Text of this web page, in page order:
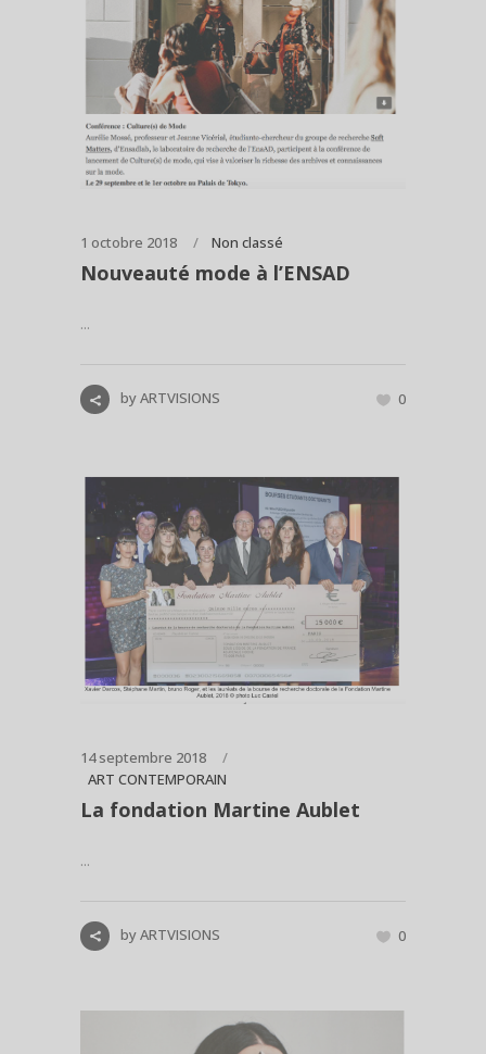
1 octobre 2018 Non classé
Nouveauté mode à l’ENSAD
...
byARTVISIONS 0
14 septembre 2018
ART CONTEMPORAIN
La fondation Martine Aublet
...
byARTVISIONS 0